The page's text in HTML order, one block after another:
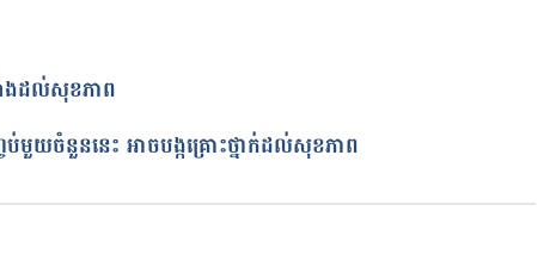
ងដល់សុខភាព
ប់មួយចំនួននេះ អាចបង្កគ្រោះថ្នាក់ដល់សុខភាព